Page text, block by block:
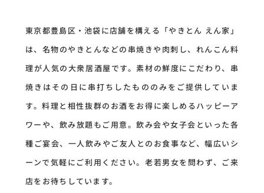
東京都豊島区・池袋に店舗を構える「やきとん えん家」
は、名物のやきとんなどの串焼きや肉刺し、れんこん料
理が人気の大衆居酒屋です。素材の鮮度にこだわり、串
焼きはその日に串打ちしたもののみをご提供していま
す。料理と相性抜群のお酒をお得に楽しめるハッピーア
ワーや、飲み放題もご用意。飲み会や女子会といった各
種ご宴会、一人飲みやご友人とのお食事など、幅広いシ
ーンで気軽にご利用ください。 老若男女を問わず、ご来
店をお待ちしています。